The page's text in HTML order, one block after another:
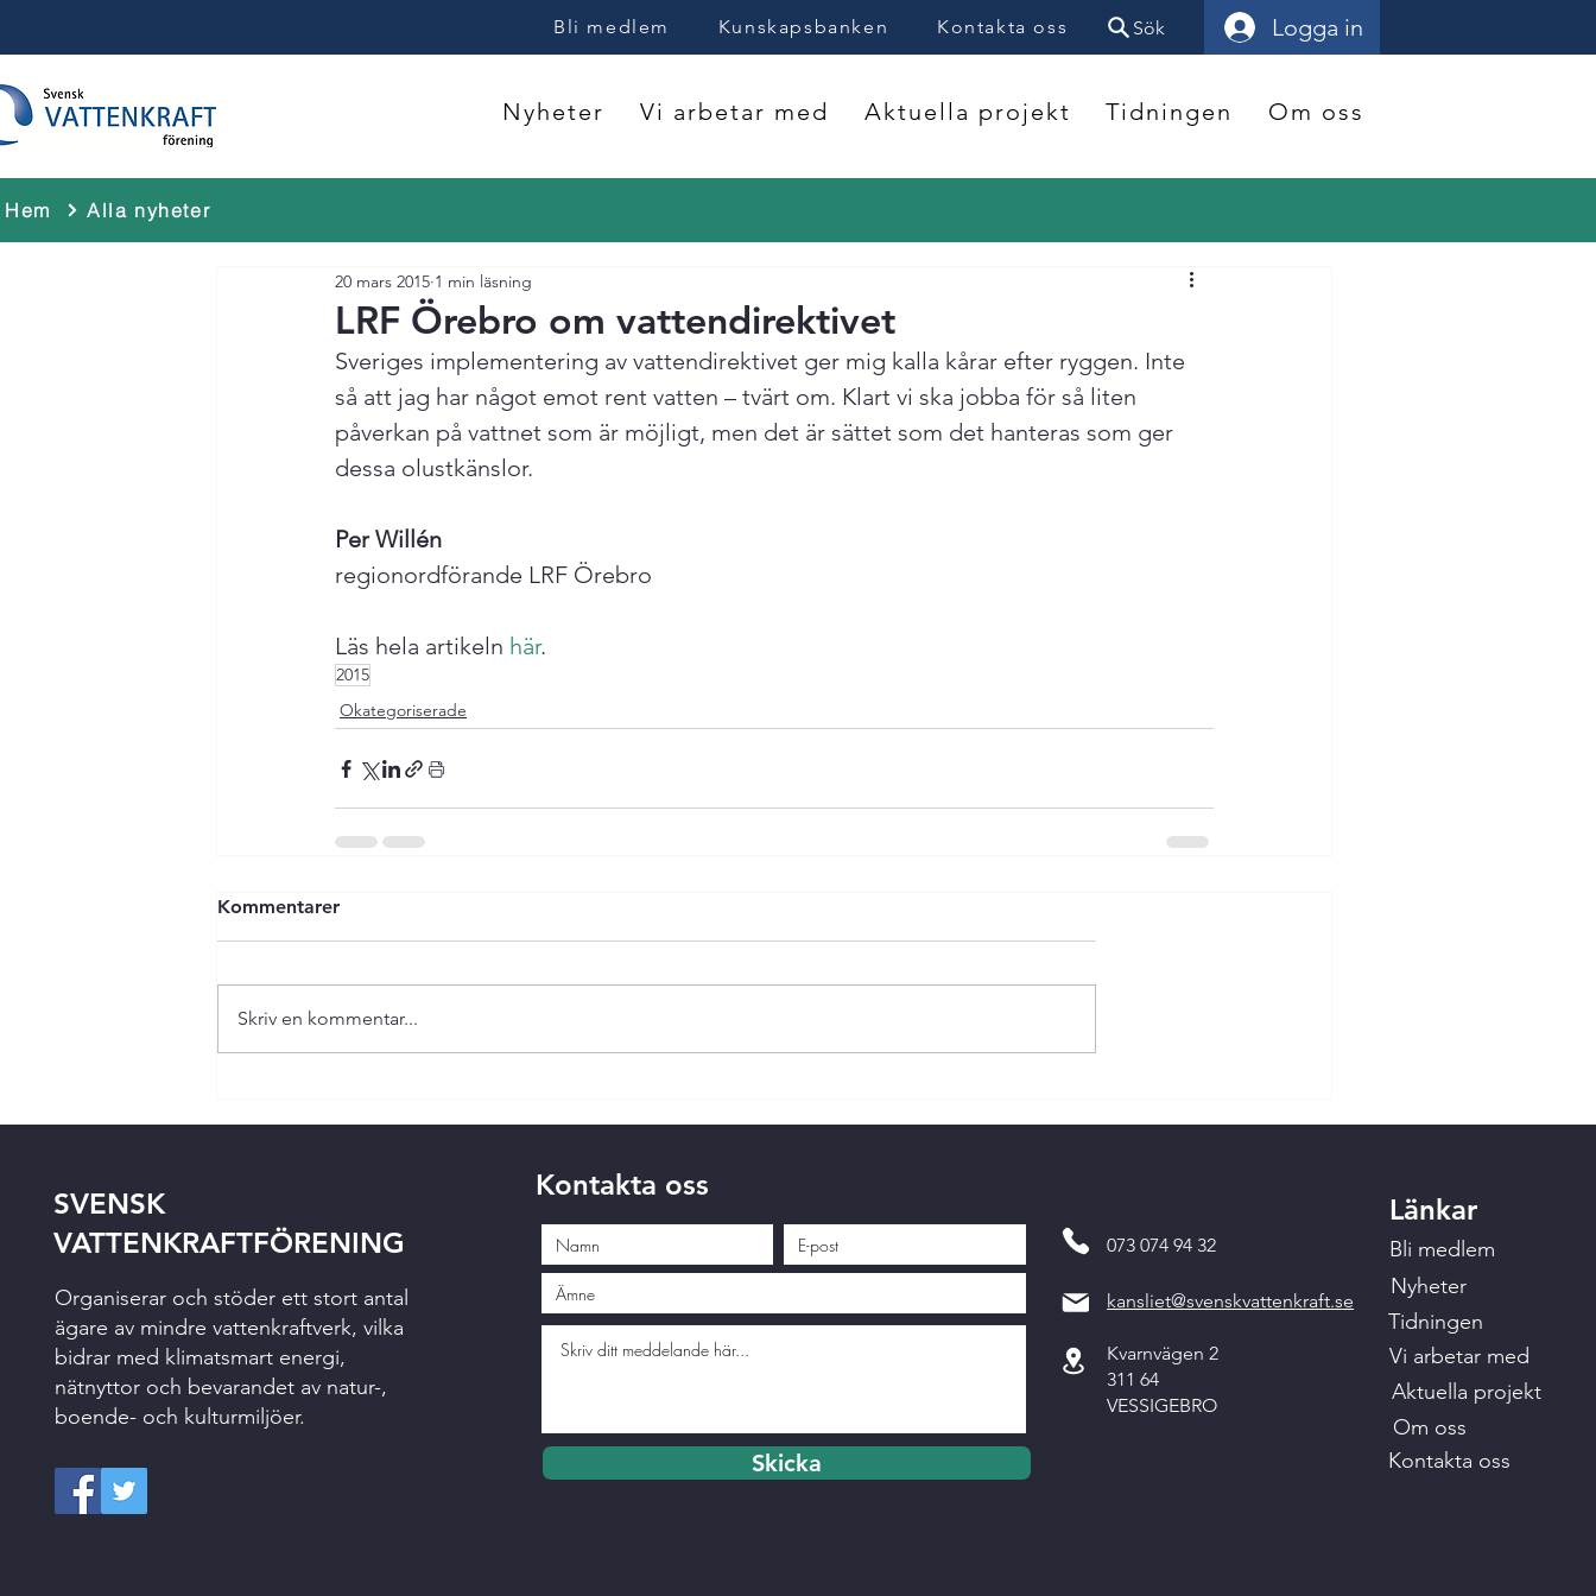
Bli medlem Kunskapsbanken Kontakta oss Sök Logga in
Nyheter Vi arbetar med Aktuella projekt Tidningen Om oss
Hem Alla nyheter
LRF Örebro om vattendirektivet
20 mars 2015 1 min läsning
Sveriges implementering av vattendirektivet ger mig kalla kårar efter ryggen. Inte
så att jag har något emot rent vatten – tvärt om. Klart vi ska jobba för så liten
påverkan på vattnet som är möjligt, men det är sättet som det hanteras som ger
dessa olustkänslor.
regionordförande LRF Örebro
Läs hela artikeln här.
2015
Okategoriserade
Kommentarer
Skriv en kommentar...
SVENSK
VATTENKRAFTFÖRENING
Organiserar och stöder ett stort antal
ägare av mindre vattenkraftverk, vilka
bidrar med klimatsmart energi,
nätnyttor och bevarandet av natur-,
boende- och kulturmiljöer.
Kontakta oss
Skicka
073 074 94 32
kansliet@svenskvattenkraft.se
Kvarnvägen 2
311 64
VESSIGEBRO
Länkar
Bli medlem
Nyheter
Tidningen
Vi arbetar med
Aktuella projekt
Om oss
Kontakta oss